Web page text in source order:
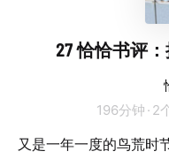
27 恰恰书评
196分钟 · 2
又是一年一度的鸟荒时